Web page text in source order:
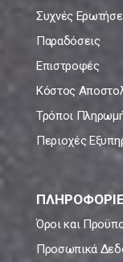
Συχνές
Παραδόσεις
Επιστροφές
Κόστος
Τρόποι
Περιοχές
Όροι και
Προσωπικά